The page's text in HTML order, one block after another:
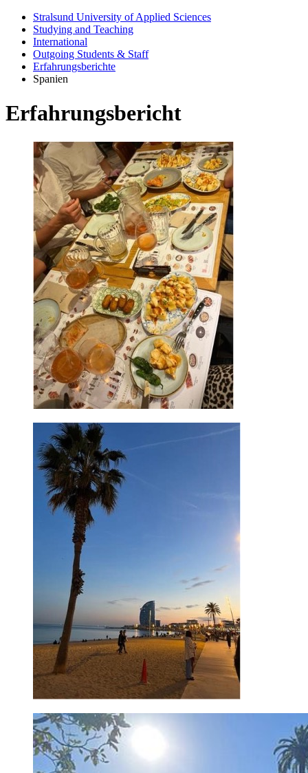
Stralsund University of Applied Sciences
Studying and Teaching
International
Outgoing Students & Staff
Erfahrungsberichte
Spanien
Er­fahrungs­bericht